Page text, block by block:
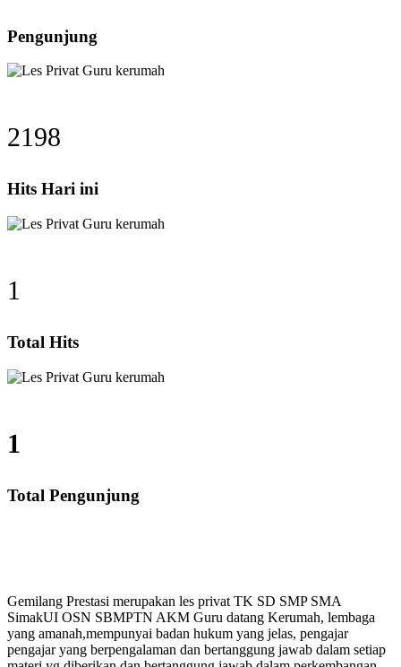
Pengunjung
2198
Hits Hari ini
1
Total Hits
1
Total Pengunjung
Gemilang Prestasi merupakan les privat TK SD SMP SMA
SimakUI OSN SBMPTN AKM Guru datang Kerumah, lembaga
yang amanah,mempunyai badan hukum yang jelas, pengajar
pengajar yang berpengalaman dan bertanggung jawab dalam setiap